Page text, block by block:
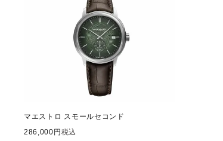
マエストロ スモールセコンド
286,000
税込